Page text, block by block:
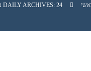
DAILY ARCHIVES: 24 בינואר 2016